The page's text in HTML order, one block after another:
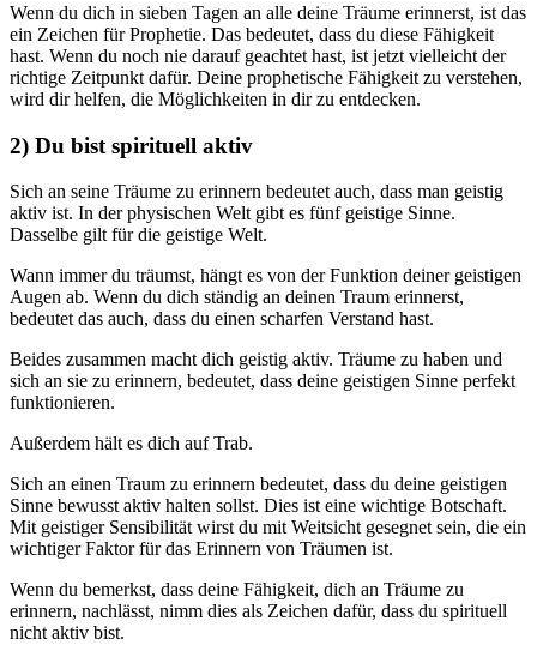
Wenn du dich in sieben Tagen an alle deine Träume erinnerst, ist das
ein Zeichen für Prophetie. Das bedeutet, dass du diese Fähigkeit
hast. Wenn du noch nie darauf geachtet hast, ist jetzt vielleicht der
richtige Zeitpunkt dafür. Deine prophetische Fähigkeit zu verstehen,
wird dir helfen, die Möglichkeiten in dir zu entdecken.
2) Du bist spirituell aktiv
Sich an seine Träume zu erinnern bedeutet auch, dass man geistig
aktiv ist. In der physischen Welt gibt es fünf geistige Sinne.
Dasselbe gilt für die geistige Welt.
Wann immer du träumst, hängt es von der Funktion deiner geistigen
Augen ab. Wenn du dich ständig an deinen Traum erinnerst,
bedeutet das auch, dass du einen scharfen Verstand hast.
Beides zusammen macht dich geistig aktiv. Träume zu haben und
sich an sie zu erinnern, bedeutet, dass deine geistigen Sinne perfekt
funktionieren.
Außerdem hält es dich auf Trab.
Sich an einen Traum zu erinnern bedeutet, dass du deine geistigen
Sinne bewusst aktiv halten sollst. Dies ist eine wichtige Botschaft.
Mit geistiger Sensibilität wirst du mit Weitsicht gesegnet sein, die ein
wichtiger Faktor für das Erinnern von Träumen ist.
Wenn du bemerkst, dass deine Fähigkeit, dich an Träume zu
erinnern, nachlässt, nimm dies als Zeichen dafür, dass du spirituell
nicht aktiv bist.